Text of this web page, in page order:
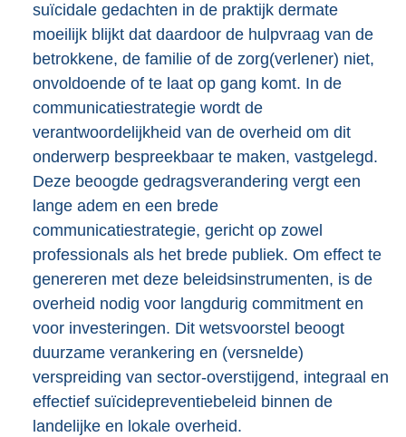
suïcidale gedachten in de praktijk dermate
moeilijk blijkt dat daardoor de hulpvraag van de
betrokkene, de familie of de zorg(verlener) niet,
onvoldoende of te laat op gang komt. In de
communicatiestrategie wordt de
verantwoordelijkheid van de overheid om dit
onderwerp bespreekbaar te maken, vastgelegd.
Deze beoogde gedragsverandering vergt een
lange adem en een brede
communicatiestrategie, gericht op zowel
professionals als het brede publiek. Om effect te
genereren met deze beleidsinstrumenten, is de
overheid nodig voor langdurig commitment en
voor investeringen. Dit wetsvoorstel beoogt
duurzame verankering en (versnelde)
verspreiding van sector-overstijgend, integraal en
effectief suïcidepreventiebeleid binnen de
landelijke en lokale overheid.